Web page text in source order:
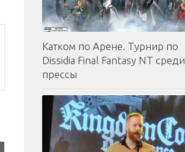
Катком по Арене. Турнир по
Dissidia Final Fantasy NT среди
прессы